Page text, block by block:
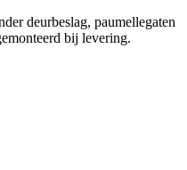
deurbeslag, paumellegaten
bij levering.